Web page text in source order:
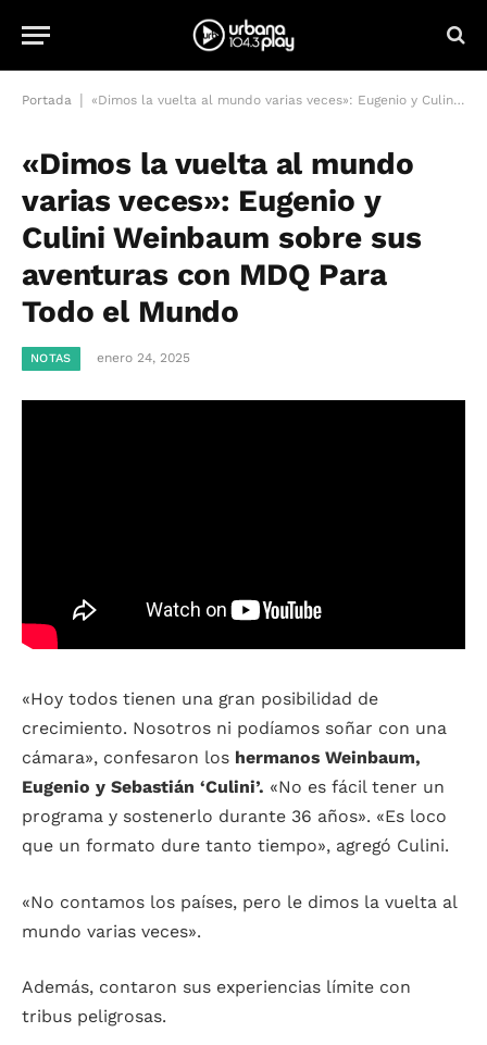
Portada «Dimos la vuelta al mundo varias veces»: Eugenio y Culini Weinbaum sobre sus aventuras con MDQ Para Todo el Mundo
«Dimos la vuelta al mundo
varias veces»: Eugenio y
Culini Weinbaum sobre sus
aventuras con MDQ Para
Todo el Mundo
NOTAS enero 24, 2025
«Hoy todos tienen una gran posibilidad de
crecimiento. Nosotros ni podíamos soñar con una
cámara», confesaron los hermanos Weinbaum,
Eugenio y Sebastián ‘Culini’. «No es fácil tener un
programa y sostenerlo durante 36 años». «Es loco
que un formato dure tanto tiempo», agregó Culini.
«No contamos los países, pero le dimos la vuelta al
mundo varias veces».
Además, contaron sus experiencias límite con
tribus peligrosas.